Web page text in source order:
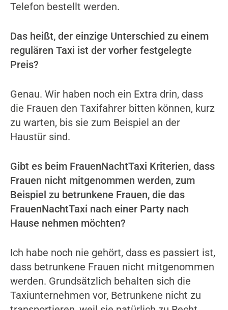
Telefon bestellt werden.
Das heißt, der einzige Unterschied zu einem
regulären Taxi ist der vorher festgelegte
Preis?
Genau. Wir haben noch ein Extra drin, dass
die Frauen den Taxifahrer bitten können, kurz
zu warten, bis sie zum Beispiel an der
Haustür sind.
Gibt es beim FrauenNachtTaxi Kriterien, dass
Frauen nicht mitgenommen werden, zum
Beispiel zu betrunkene Frauen, die das
FrauenNachtTaxi nach einer Party nach
Hause nehmen möchten?
Ich habe noch nie gehört, dass es passiert ist,
dass betrunkene Frauen nicht mitgenommen
werden. Grundsätzlich behalten sich die
Taxiunternehmen vor, Betrunkene nicht zu